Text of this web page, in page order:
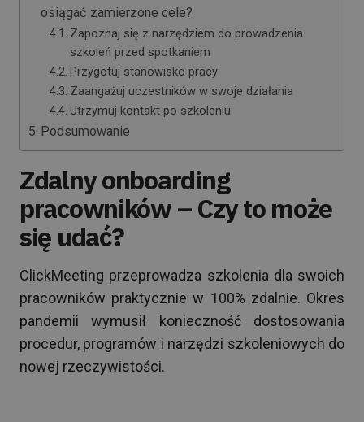
osiągać zamierzone cele?
Zapoznaj się z narzędziem do prowadzenia
szkoleń przed spotkaniem
Przygotuj stanowisko pracy
Zaangażuj uczestników w swoje działania
Utrzymuj kontakt po szkoleniu
Podsumowanie
Zdalny onboarding
pracowników – Czy to może
się udać?
ClickMeeting przeprowadza szkolenia dla swoich
pracowników praktycznie w 100% zdalnie. Okres
pandemii wymusił konieczność dostosowania
procedur, programów i narzędzi szkoleniowych do
nowej rzeczywistości.